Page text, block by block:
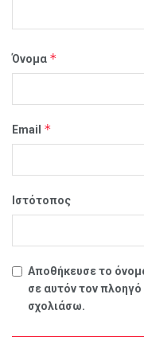
Όνομα *
Email *
Ιστότοπος
Αποθήκευσε το
σε αυτόν τον
σχολιάσω.